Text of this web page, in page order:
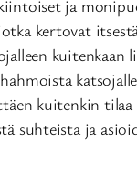
ja
kertovat
kuitenkaan
kuitenkin
suhteista ja